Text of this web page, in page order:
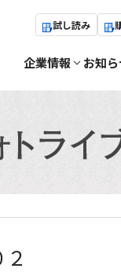
試し読み
企業情報 お知